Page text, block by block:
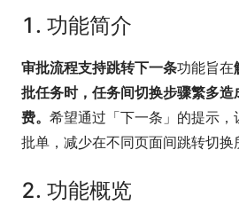
1. 功能简介
审批流程支持跳转下一条功能旨在
批任务时，任务间切换步骤繁多
费。 希望通过「下一条」的提示
批单，减少在不同页面间跳转切换
2. 功能概览